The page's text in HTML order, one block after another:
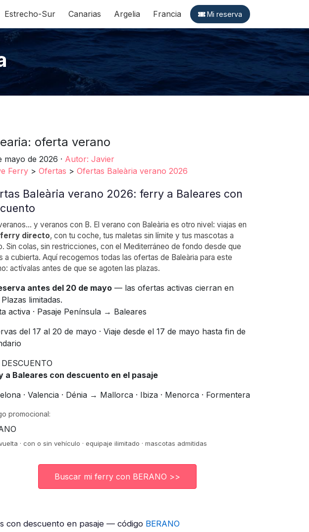
Estrecho-Sur Canarias Argelia Francia Mi reserva
oferta verano
mayo de 2026 · Autor: Javier
Ferry > Ofertas > Ofertas Baleària verano 2026
Baleària verano 2026: ferry a Baleares con
y veranos con B. El verano con Baleària es otro nivel: viajas en
directo, con tu coche, tus maletas sin límite y tus mascotas a
Sin colas, sin restricciones, con el Mediterráneo de fondo desde que
a cubierta. Aquí recogemos todas las ofertas de Baleària para este
actívalas antes de que se agoten las plazas.
antes del 20 de mayo — las ofertas activas cierran en
limitadas.
activa · Pasaje Península → Baleares
del 17 al 20 de mayo · Viaje desde el 17 de mayo hasta fin de
a Baleares con descuento en el pasaje
· Valencia · Dénia → Mallorca · Ibiza · Menorca · Formentera
promocional:
· con o sin vehículo · equipaje ilimitado · mascotas admitidas
Buscar mi ferry con BERANO >>
con descuento en pasaje — código BERANO